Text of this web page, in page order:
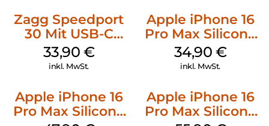
Zagg Speedport
30 Mit USB-C
Kabel Weiß
33,90 €
inkl. MwSt.
Apple iPhone 16
Pro Max Silicone
Case MagSafe
Denim
34,90 €
inkl. MwSt.
Apple iPhone 16
Pro Max Silicone
Apple iPhone 16
Pro Max Silicone